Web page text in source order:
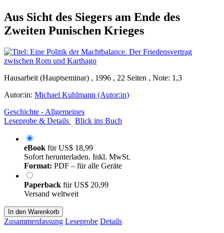
Aus Sicht des Siegers am Ende des
Zweiten Punischen Krieges
Hausarbeit (Hauptseminar) , 1996 , 22 Seiten , Note: 1,3
Autor:in: Michael Kuhlmann (Autor:in)
Geschichte - Allgemeines
Leseprobe & Details
Blick ins Buch
eBook fürUS$ 18,99
Sofort herunterladen. Inkl. MwSt.
Format: PDF – für alle Geräte
Paperback fürUS$ 20,99
Versand weltweit
In den Warenkorb
Zusammenfassung Leseprobe Details